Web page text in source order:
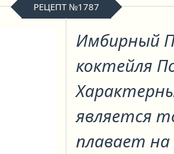
РЕЦЕПТ №1787
Имбирный
коктейля
является
плавает на